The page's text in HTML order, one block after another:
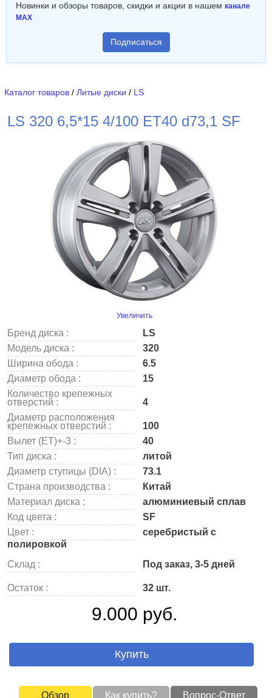
Новинки и обзоры товаров, скидки и акции в нашем канале
MAX
Подписаться
Каталог товаров / Литые диски / LS
LS 320 6,5*15 4/100 ET40 d73,1 SF
Увеличить
Бренд диска :
LS
Модель диска :
320
Ширина обода :
6.5
Диаметр обода :
15
Количество крепежных
отверстий :
4
Диаметр расположения
крепежных отверстий :
100
Вылет (ET)+-3 :
40
Тип диска :
литой
Диаметр ступицы (DIA) :
73.1
Страна производства :
Китай
Материал диска :
алюминиевый сплав
Код цвета :
SF
Цвет :
серебристый с
полировкой
Склад :
Под заказ, 3-5 дней
Остаток : 32 шт.
9.000 руб.
Купить
Обзор Как купить? Вопрос-Ответ